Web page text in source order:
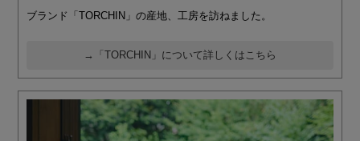
ブランド「TORCHIN」の産地、工房を訪ねました。
→「TORCHIN」について詳しくはこちら